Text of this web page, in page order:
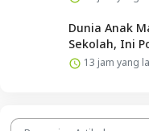
Dunia Anak
Sekolah, Ini
13 jam yang